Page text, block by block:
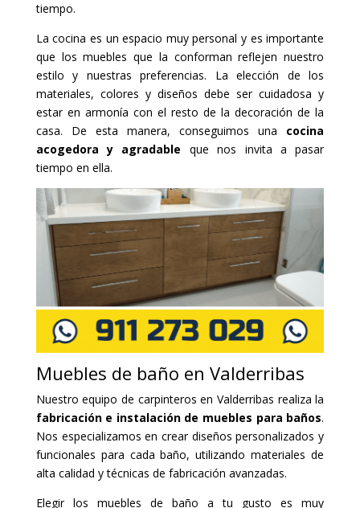
tiempo.
La cocina es un espacio muy personal y es importante
que los muebles que la conforman reflejen nuestro
estilo y nuestras preferencias. La elección de los
materiales, colores y diseños debe ser cuidadosa y
estar en armonía con el resto de la decoración de la
casa. De esta manera, conseguimos una cocina
acogedora y agradable que nos invita a pasar
tiempo en ella.
Muebles de baño en Valderribas
Nuestro equipo de carpinteros en Valderribas realiza la
fabricación e instalación de muebles para baños.
Nos especializamos en crear diseños personalizados y
funcionales para cada baño, utilizando materiales de
alta calidad y técnicas de fabricación avanzadas.
Elegir los muebles de baño a tu gusto es muy